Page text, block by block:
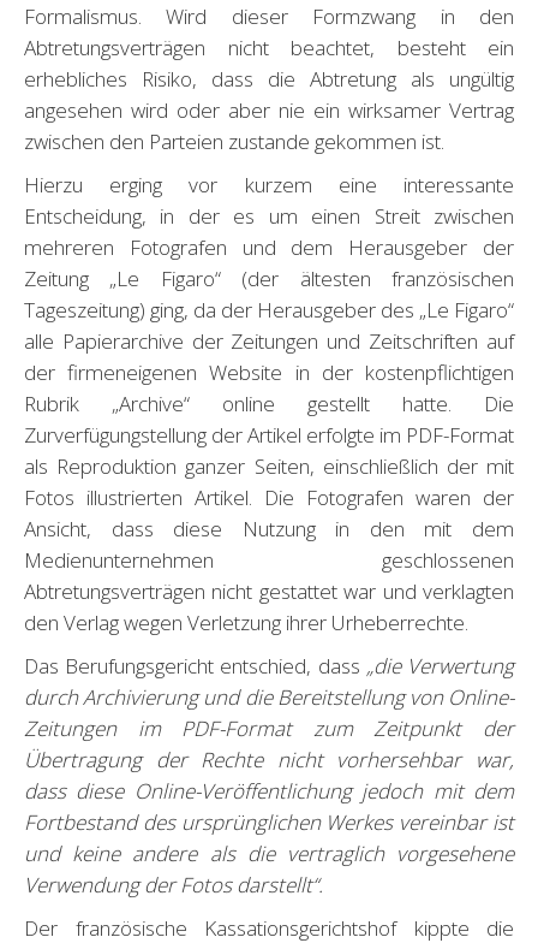
Formalismus. Wird dieser Formzwang in den
Abtretungsverträgen nicht beachtet, besteht ein
erhebliches Risiko, dass die Abtretung als ungültig
angesehen wird oder aber nie ein wirksamer Vertrag
zwischen den Parteien zustande gekommen ist.
Hierzu erging vor kurzem eine interessante
Entscheidung, in der es um einen Streit zwischen
mehreren Fotografen und dem Herausgeber der
Zeitung „Le Figaro“ (der ältesten französischen
Tageszeitung) ging, da der Herausgeber des „Le Figaro“
alle Papierarchive der Zeitungen und Zeitschriften auf
der firmeneigenen Website in der kostenpflichtigen
Rubrik „Archive“ online gestellt hatte. Die
Zurverfügungstellung der Artikel erfolgte im PDF-Format
als Reproduktion ganzer Seiten, einschließlich der mit
Fotos illustrierten Artikel. Die Fotografen waren der
Ansicht, dass diese Nutzung in den mit dem
Medienunternehmen geschlossenen
Abtretungsverträgen nicht gestattet war und verklagten
den Verlag wegen Verletzung ihrer Urheberrechte.
Das Berufungsgericht entschied, dass „die Verwertung
durch Archivierung und die Bereitstellung von Online-
Zeitungen im PDF-Format zum Zeitpunkt der
Übertragung der Rechte nicht vorhersehbar war,
dass diese Online-Veröffentlichung jedoch mit dem
Fortbestand des ursprünglichen Werkes vereinbar ist
und keine andere als die vertraglich vorgesehene
Verwendung der Fotos darstellt“.
Der französische Kassationsgerichtshof kippte die